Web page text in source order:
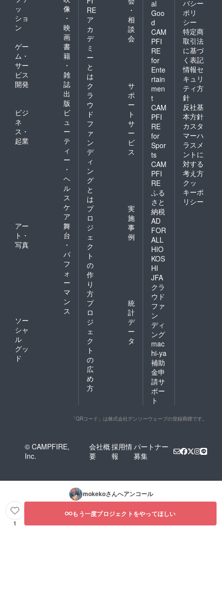
ッ
ショ
ン
像
・
映
画
ゲー
ム・
サー
ビス
開発
書
籍
・
雑
誌
出
版
ビジ
ネ
ス・
起業
ビ
ュ
ー
テ
ィ
ー
・
ヘ
ル
ス
ケ
ア
アー
ト・
写真
舞
台
・
パ
フ
ォ
ー
マ
ン
ス
ソー
シャ
ル
グッ
ド
RE
ア
カ
デ
ミ
ー
と
は
・
相
談
会
ク
ラ
ウ
ド
フ
ァ
ン
デ
ィ
ン
グ
と
は
サ
ポ
ー
ト
サ
ー
ビ
ス
プ
ロ
ジ
ェ
ク
ト
の
作
り
方
実
施
事
例
プ
ロ
ジ
ェ
ク
ト
の
広
め
方
統
計
デ
ー
タ
al
Goo
d
CAM
PFI
RE
for
Ente
rtain
men
t
CAM
PFI
RE
for
Spor
ts
CAM
PFI
RE
ふる
さと
納税
AD
FOR
ALL
HIO
KOS
HI
JFA
クラ
ウド
ファ
ン
ディ
ング
mac
hi-ya
補助
金申
請サ
ポー
ト
バシー
ポリ
シー
特定商
取引法
に基づ
く表記
情報セ
キュリ
ティ方
針
反社基
本方針
カスタ
マーハ
ラスメ
ントに
対する
考え方
クッ
キーポ
リシー
「QRコード」は株式会社デンソーウェーブの登録商標です。
© CAMPFIRE,
Inc.
会社概
要
採用情
報
パートナー
募集
mokekoさんへアンコール
1
もう一度プロジェクトをやってほしい